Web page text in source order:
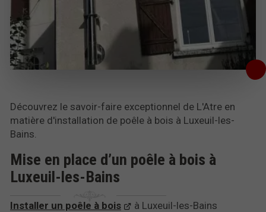
Découvrez le savoir-faire exceptionnel de L'Atre en
matière d'installation de poêle à bois à Luxeuil-les-
Bains.
Mise en place d’un poêle à bois à
Luxeuil-les-Bains
Installer un poêle à bois
à Luxeuil-les-Bains